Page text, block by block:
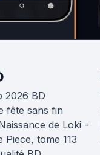
2026 BD
fête sans fin
de Loki -
Piece, tome 113